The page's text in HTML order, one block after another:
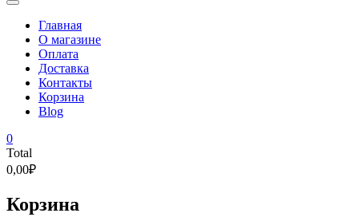
Главная
О магазине
Оплата
Доставка
Контакты
Корзина
Blog
0
Total
0,00₽
Корзина